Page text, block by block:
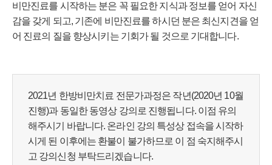
비만진료를 시작하는 분은 꼭 필요한 지식과 정보를 얻어 자신
감을 갖게 되고, 기존에 비만진료를 하시던 분은 최신지견을 얻
어 진료의 질을 향상시키는 기회가 될 것으로 기대합니다.​
​2021년 한방비만치료 전문가과정은 작년(2020년 10월
진행)과 동일한 동영상 강의로 진행됩니다. 이점 유의
해주시기 바랍니다. 온라인 강의 특성상 접속을 시작하
시게 된 이후에는 환불이 불가하므로 이 점 숙지해주시
고 강의신청 부탁드리겠습니다.